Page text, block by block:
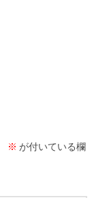
※ が付いている欄